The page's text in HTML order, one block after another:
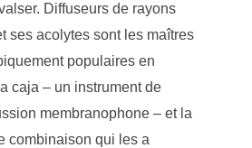
Diffuseurs de rayons
ses acolytes sont les maîtres
populaires en
caja – un instrument de
membranophone – et la
combinaison qui les a